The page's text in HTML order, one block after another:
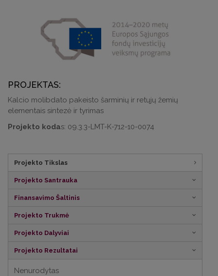
PROJEKTAS:
Kalcio molibdato pakeisto šarminių ir retųjų žemių
elementais sintezė ir tyrimas
Projekto kodas: 09.3.3-LMT-K-712-10-0074
Projekto Tikslas
Projekto Santrauka
Finansavimo Šaltinis
Projekto Trukmė
Projekto Dalyviai
Projekto Rezultatai
Nenurodytas